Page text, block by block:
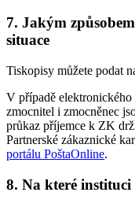
7. Jakým
situace
Tiskopisy můžete podat
V případě
zmocnitel i zmocněnec
průkaz příjemce k ZK
Partnerské zákaznické
portálu PoštaOnline.
8. Na které